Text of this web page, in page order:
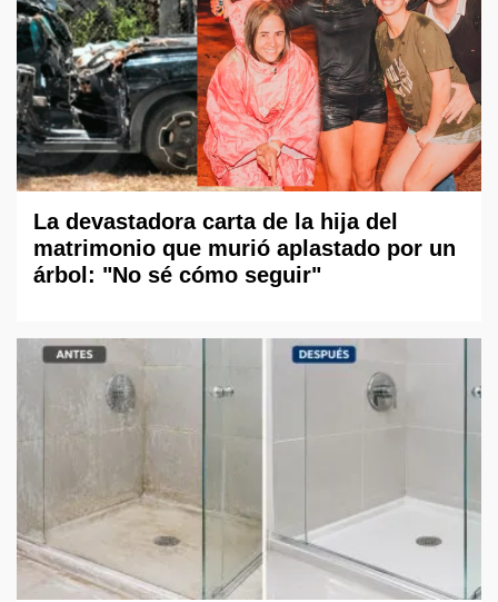
La devastadora carta de la hija del
matrimonio que murió aplastado por un
árbol: "No sé cómo seguir"